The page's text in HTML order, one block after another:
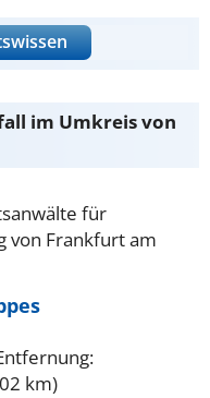
im Umkreis von
für
von Frankfurt am
km)